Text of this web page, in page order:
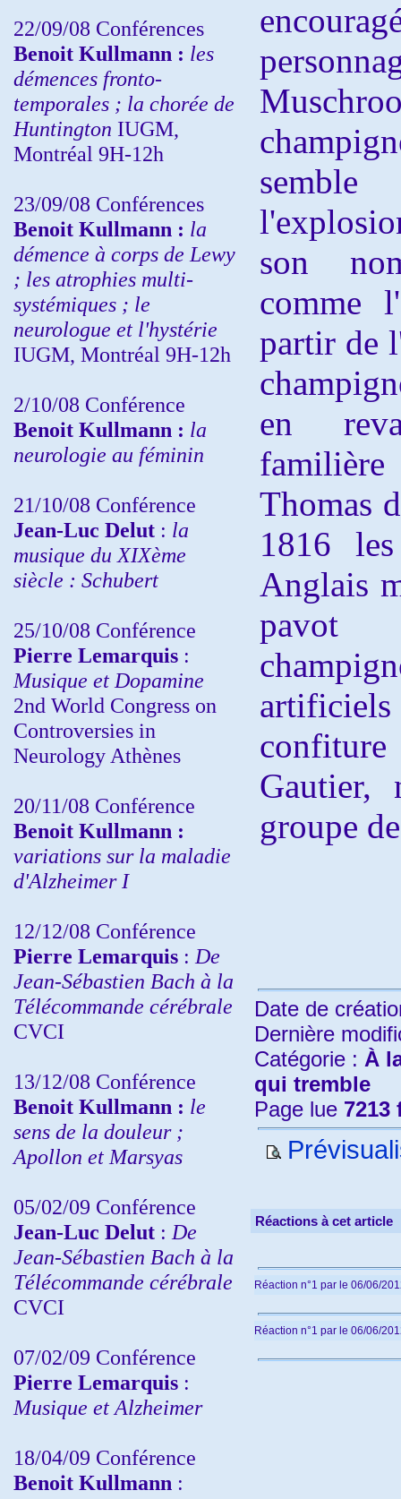
22/09/08 Conférences
Benoit Kullmann : les
démences fronto-
temporales ; la chorée de
Huntington IUGM,
Montréal 9H-12h
23/09/08 Conférences
Benoit Kullmann : la
démence à corps de Lewy
; les atrophies multi-
systémiques ; le
neurologue et l'hystérie
IUGM, Montréal 9H-12h
2/10/08 Conférence
Benoit Kullmann : la
neurologie au féminin
21/10/08 Conférence
Jean-Luc Delut : la
musique du XIXème
siècle : Schubert
25/10/08 Conférence
Pierre Lemarquis :
Musique et Dopamine
2nd World Congress on
Controversies in
Neurology Athènes
20/11/08 Conférence
Benoit Kullmann :
variations sur la maladie
d'Alzheimer I
12/12/08 Conférence
Pierre Lemarquis : De
Jean-Sébastien Bach à la
Télécommande cérébrale
CVCI
13/12/08 Conférence
Benoit Kullmann : le
sens de la douleur ;
Apollon et Marsyas
05/02/09 Conférence
Jean-Luc Delut : De
Jean-Sébastien Bach à la
Télécommande cérébrale
CVCI
07/02/09 Conférence
Pierre Lemarquis :
Musique et Alzheimer
18/04/09 Conférence
Benoit Kullmann :
semble
son
comme
partir de
en
Thomas
1816
Anglais
pavot
Gautier,
groupe
Date de
Dernière
Catégorie : À
qui tremble
Page lue 7213
Réactions à cet article
Réaction n°1 par le 06/06/
Réaction n°1 par le 06/06/